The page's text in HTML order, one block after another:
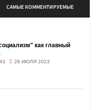
САМЫЕ КОММЕНТИРУЕМЫЕ
как главный
28 ИЮЛЯ 2023